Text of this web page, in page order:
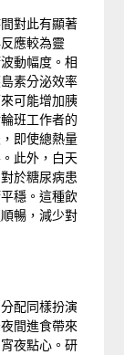
對此有顯著
應較為靈
動幅度。相
素分泌效率
可能增加胰
班工作者的
即使總熱量
此外，白天
於糖尿病患
穩。這種飲
暢，減少對
配同樣扮演
間進食帶來
夜點心。研